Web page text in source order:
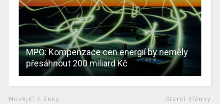
MPO: Kompenzace cen energií by neměly
přesáhnout 200 miliard Kč
Novější články Starší články